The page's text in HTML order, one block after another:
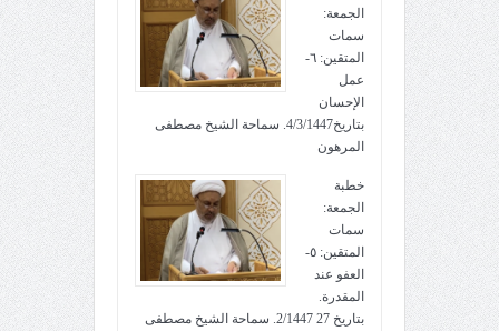
الجمعة:
سمات
المتقين: ٦-
عمل
الإحسان
بتاريخ4/3/1447. سماحة الشيخ مصطفى
المرهون
خطبة
الجمعة:
سمات
المتقين: ٥-
العفو عند
المقدرة.
بتاريخ 27 2/1447. سماحة الشيخ مصطفى